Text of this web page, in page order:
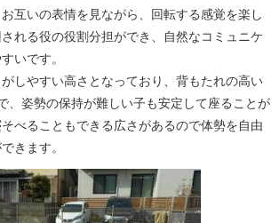
互いの表情を見ながら、回転する感覚を楽し
れる役の役割分担ができ、自然なコミュニケ
いです。
しやすい高さとなっており、背もたれの高い
、姿勢の保持が難しい子も安定して座ることが
べることもできる広さがあるので体勢を自由
きます。